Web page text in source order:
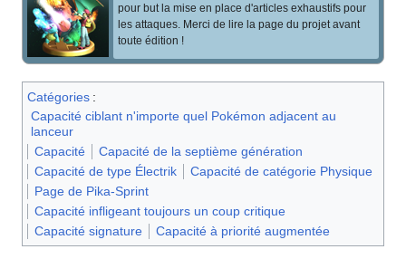
pour but la mise en place d'articles exhaustifs pour
les attaques. Merci de lire la page du projet avant
toute édition !
Catégories :
Capacité ciblant n'importe quel Pokémon adjacent au
lanceur
Capacité
Capacité de la septième génération
Capacité de type Électrik
Capacité de catégorie Physique
Page de Pika-Sprint
Capacité infligeant toujours un coup critique
Capacité signature
Capacité à priorité augmentée